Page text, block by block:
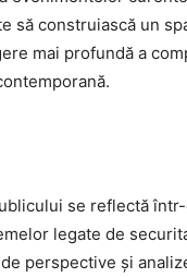
să construiască un
mai profundă a
se reflectă
legate de
perspective și